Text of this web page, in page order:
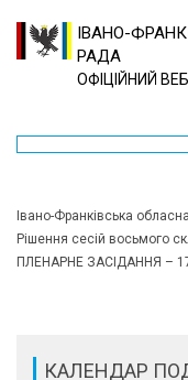
ІВАНО-
РАДА
ОФІЦІЙНИЙ
Івано-Франківська
Рішення сесій восьмого
ПЛЕНАРНЕ ЗАСІДАННЯ –
КАЛЕНДАР